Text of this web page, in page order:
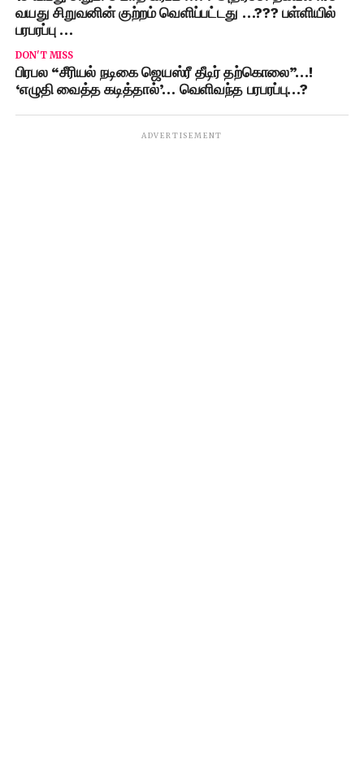
வயது சிறுவனின் குற்றம் வெளிப்பட்டது …??? பள்ளியில்
பரபரப்பு …
DON'T MISS
பிரபல “சீரியல் நடிகை ஜெயஸ்ரீ தீடிர் தற்கொலை”…!
‘எழுதி வைத்த கடித்தால்’… வெளிவந்த பரபரப்பு…?
ADVERTISEMENT